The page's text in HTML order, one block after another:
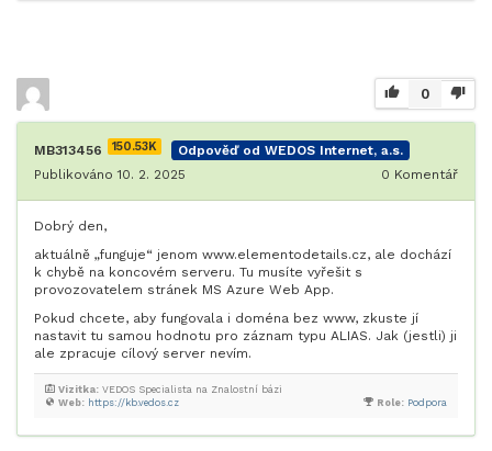
0
MB313456 150.53K
Odpověď od WEDOS Internet, a.s.
Publikováno 10. 2. 2025
0 Komentář
Dobrý den,
aktuálně „funguje“ jenom www.elementodetails.cz, ale dochází
k chybě na koncovém serveru. Tu musíte vyřešit s
provozovatelem stránek MS Azure Web App.
Pokud chcete, aby fungovala i doména bez www, zkuste jí
nastavit tu samou hodnotu pro záznam typu ALIAS. Jak (jestli) ji
ale zpracuje cílový server nevím.
Role: Podpora
Web: https://kb.vedos.cz
Vizitka: VEDOS Specialista na Znalostní bázi